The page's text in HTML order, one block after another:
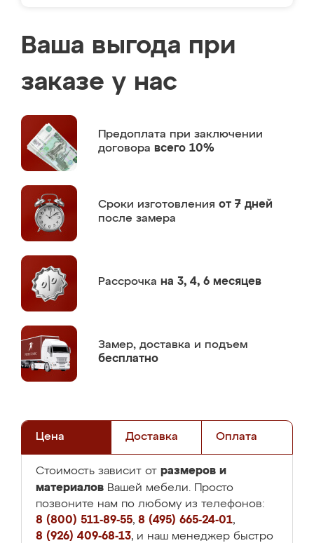
Ваша выгода при
заказе у нас
Предоплата при заключении
договора всего 10%
Сроки изготовления от 7 дней
после замера
Рассрочка на 3, 4, 6 месяцев
Замер, доставка и подъем
бесплатно
Цена Доставка Оплата
Стоимость зависит от размеров и
материалов Вашей мебели. Просто
позвоните нам по любому из телефонов:
8 (800) 511-89-55, 8 (495) 665-24-01,
8 (926) 409-68-13, и наш менеджер быстро